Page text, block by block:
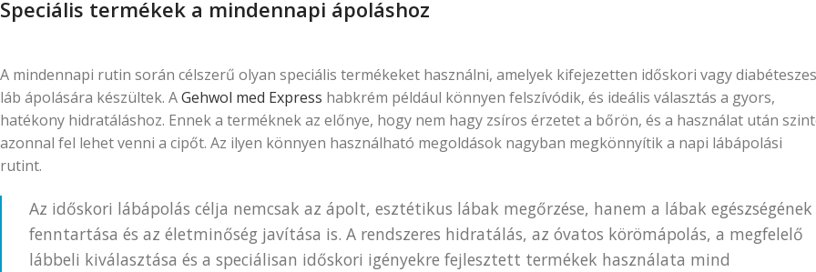
Speciális termékek a mindennapi ápoláshoz
A mindennapi rutin során célszerű olyan speciális termékeket használni, amelyek kifejezetten időskori vagy diabéteszes
láb ápolására készültek. AGehwol med Express habkrém például könnyen felszívódik, és ideális választás a gyors,
hatékony hidratáláshoz. Ennek a terméknek az előnye, hogy nem hagy zsíros érzetet a bőrön, és a használat után
azonnal fel lehet venni a cipőt. Az ilyen könnyen használható megoldások nagyban megkönnyítik a napi lábápolási
rutint.
Az időskori lábápolás célja nemcsak az ápolt, esztétikus lábak megőrzése, hanem a lábak egészségének
fenntartása és az életminőség javítása is. A rendszeres hidratálás, az óvatos körömápolás, a megfelelő
lábbeli kiválasztása és a speciálisan időskori igényekre fejlesztett termékek használata mind